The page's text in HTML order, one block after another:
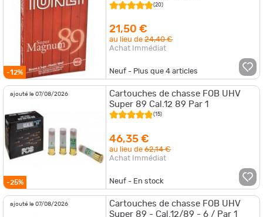
-12%
(20)
21,50 €
au lieu de24,40 €
Achat Immédiat
Neuf - Plus que4 articles
ajouté le 07/08/2026
-25%
Cartouches de chasse FOB UHV
Super 89 Cal.12 89 Par 1
(15)
46,35 €
au lieu de62,14 €
Achat Immédiat
Neuf - En stock
ajouté le 07/08/2026
Cartouches de chasse FOB UHV
Super 89 - Cal.12/89 - 6 / Par 1